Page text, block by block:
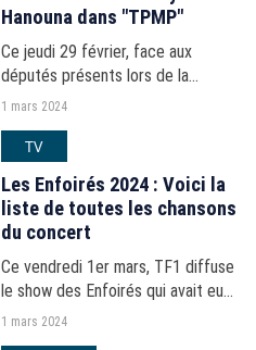
Hanouna dans "TPMP"
Ce jeudi 29 février, face aux
députés présents lors de la
commission d'enquête
Maxime Saada, a reconnu et
assumé "les débordements"
engendrés par Cyril...
1 mars 2024
TV
Les Enfoirés 2024 : Voici la
liste de toutes les chansons
du concert
Ce vendredi 1er mars, TF1 diffuse
le show des Enfoirés qui avait eu
lieu à Bordeaux en janvier dernier.
1 mars 2024